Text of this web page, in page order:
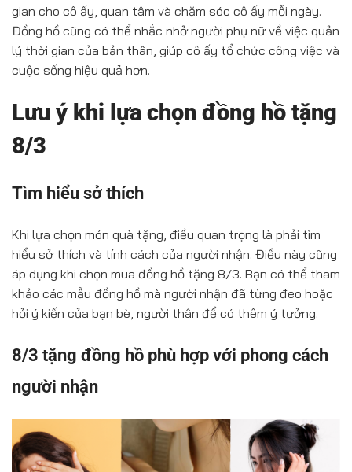
gian cho cô ấy, quan tâm và chăm sóc cô ấy mỗi ngày.
Đồng hồ cũng có thể nhắc nhở người phụ nữ về việc quản
lý thời gian của bản thân, giúp cô ấy tổ chức công việc và
cuộc sống hiệu quả hơn.
Lưu ý khi lựa chọn đồng hồ tặng
8/3
Tìm hiểu sở thích
Khi lựa chọn món quà tặng, điều quan trọng là phải tìm
hiểu sở thích và tính cách của người nhận. Điều này cũng
áp dụng khi chọn mua đồng hồ tặng 8/3. Bạn có thể tham
khảo các mẫu đồng hồ mà người nhận đã từng đeo hoặc
hỏi ý kiến của bạn bè, người thân để có thêm ý tưởng.
8/3 tặng đồng hồ phù hợp với phong cách
người nhận